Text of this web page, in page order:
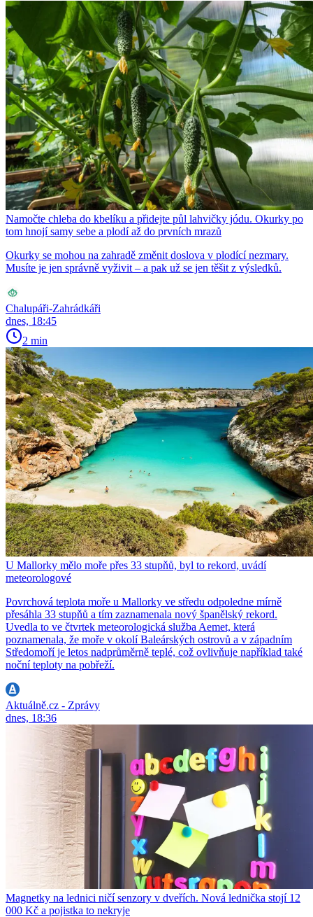
Namočte chleba do kbelíku a přidejte půl lahvičky jódu. Okurky po
tom hnojí samy sebe a plodí až do prvních mrazů
Okurky se mohou na zahradě změnit doslova v plodící nezmary.
Musíte je jen správně vyživit – a pak už se jen těšit z výsledků.
Chalupáři-Zahrádkáři
dnes, 18:45
2 min
U Mallorky mělo moře přes 33 stupňů, byl to rekord, uvádí
meteorologové
Povrchová teplota moře u Mallorky ve středu odpoledne mírně
přesáhla 33 stupňů a tím zaznamenala nový španělský rekord.
Uvedla to ve čtvrtek meteorologická služba Aemet, která
poznamenala, že moře v okolí Baleárských ostrovů a v západním
Středomoří je letos nadprůměrně teplé, což ovlivňuje například také
noční teploty na pobřeží.
Aktuálně.cz - Zprávy
dnes, 18:36
Magnetky na lednici ničí senzory v dveřích. Nová lednička stojí 12
000 Kč a pojistka to nekryje